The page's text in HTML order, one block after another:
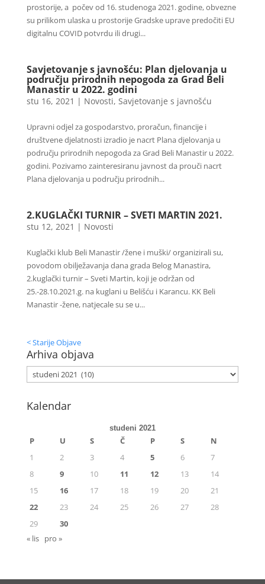
prostorije, a počev od 16. studenoga 2021. godine, obvezne
su prilikom ulaska u prostorije Gradske uprave predočiti EU
digitalnu COVID potvrdu ili drugi...
Savjetovanje s javnošću: Plan djelovanja u
području prirodnih nepogoda za Grad Beli
Manastir u 2022. godini
stu 16, 2021 | Novosti, Savjetovanje s javnošću
Upravni odjel za gospodarstvo, proračun, financije i
društvene djelatnosti izradio je nacrt Plana djelovanja u
području prirodnih nepogoda za Grad Beli Manastir u 2022.
godini. Pozivamo zainteresiranu javnost da prouči nacrt
Plana djelovanja u području prirodnih...
2.KUGLAČKI TURNIR – SVETI MARTIN 2021.
stu 12, 2021 | Novosti
Kuglački klub Beli Manastir /žene i muški/ organizirali su,
povodom obilježavanja dana grada Belog Manastira,
2.kuglački turnir – Sveti Martin, koji je održan od
25.-28.10.2021.g. na kuglani u Belišću i Karancu. KK Beli
Manastir -žene, natjecale su se u...
< Starije Objave
Arhiva objava
Kalendar
studeni 2021
P U S Č P S
N
1
2 3 4 5 6
7
8
9 10 11 12 13
14
15
16 17 18 19 20
21
22
23 24 25 26 27
28
29
30
« lis pro »